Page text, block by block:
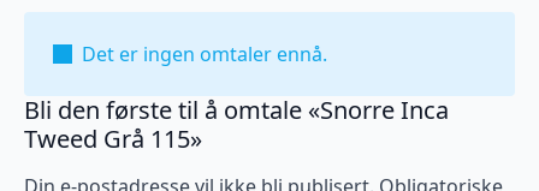
Det er ingen omtaler ennå.
Bli den første til å omtale «Snorre Inca
Tweed Grå 115»